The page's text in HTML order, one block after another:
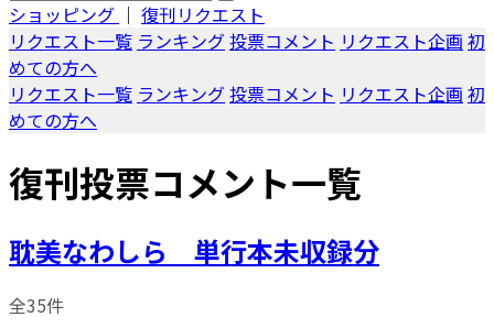
ショッピング ｜ 復刊リクエスト
リクエスト一覧 ランキング投票コメント リクエスト企画 初
めての方へ
リクエスト一覧 ランキング投票コメント リクエスト企画 初
めての方へ
復刊投票コメント一覧
耽美なわしら 単行本未収録分
全35件